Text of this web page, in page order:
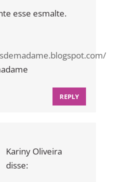
esse esmalte.
REPLY
Kariny Oliveira
disse: